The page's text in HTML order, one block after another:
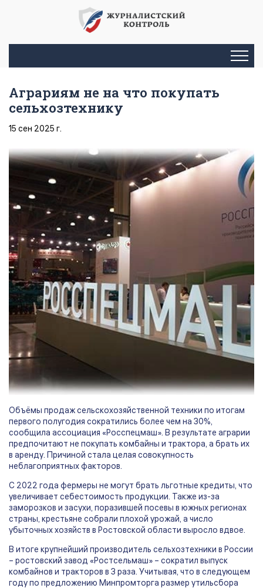
Аграриям не на что покупать
сельхозтехнику
15 сен 2025 г.
Объёмы продаж сельскохозяйственной техники по итогам
первого полугодия сократились более чем на 30%,
сообщила ассоциация «Росспецмаш». В результате аграрии
предпочитают не покупать комбайны и трактора, а брать их
в аренду. Причиной стала целая совокупность
неблагоприятных факторов.
С 2022 года фермеры не могут брать льготные кредиты, что
увеличивает себестоимость продукции. Также из-за
заморозков и засухи, поразившей посевы в южных регионах
страны, крестьяне собрали плохой урожай, а число
убыточных хозяйств в Ростовской области выросло вдвое.
В итоге крупнейший производитель сельхозтехники в России
– ростовский завод «Ростсельмаш» – сократил выпуск
комбайнов и тракторов в 3 раза. Учитывая, что в следующем
году по предложению Минпромторга размер утильсбора